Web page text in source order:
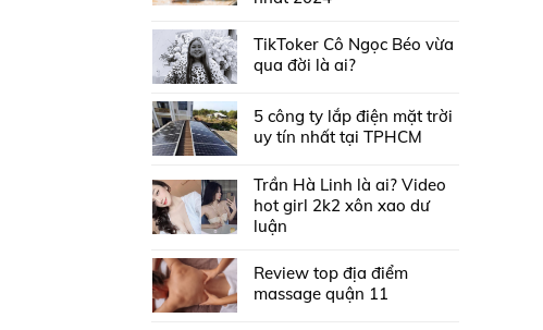
TikToker Cô Ngọc Béo vừa
qua đời là ai?
5 công ty lắp điện mặt trời
uy tín nhất tại TPHCM
Trần Hà Linh là ai? Video
hot girl 2k2 xôn xao dư
luận
Review top địa điểm
massage quận 11